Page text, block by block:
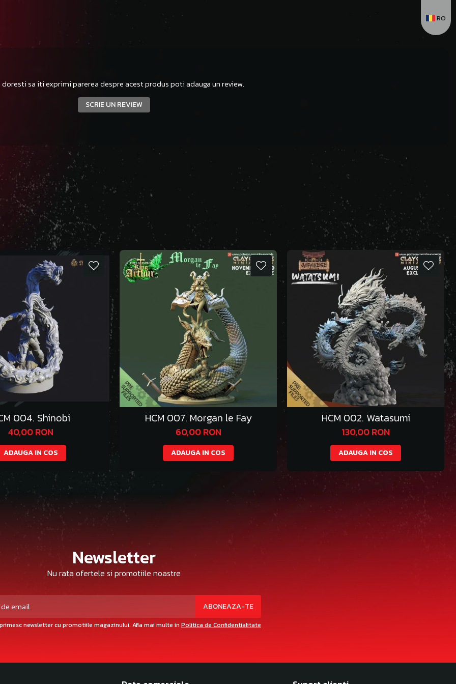
RO
doresti sa iti exprimi parerea despre acest produs poti adauga un review.
SCRIE UN REVIEW
004. Shinobi
40,00 RON
ADAUGA IN COS
HCM 007. Morgan le Fay
60,00 RON
ADAUGA IN COS
HCM 002. Watasumi
130,00 RON
ADAUGA IN COS
Newsletter
Nu rata ofertele si promotiile noastre
newsletter cu promotiile magazinului. Afla mai multe in Politica de Confidentialitate